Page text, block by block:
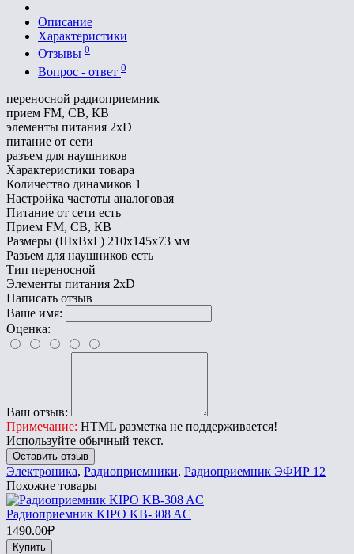
Описание
Характеристики
Отзывы 0
Вопрос - ответ 0
переносной радиоприемник
прием FM, СВ, КВ
элементы питания 2xD
питание от сети
разъем для наушников
Характеристики товара
Количество динамиков 1
Настройка частоты аналоговая
Питание от сети есть
Прием FM, СВ, КВ
Размеры (ШхВхГ) 210х145х73 мм
Разъем для наушников есть
Тип переносной
Элементы питания 2xD
Написать отзыв
Ваше имя:
Оценка:
Ваш отзыв:
Примечание: HTML разметка не поддерживается!
Используйте обычный текст.
Оставить отзыв
Электроника, Радиоприемники, Радиоприемник ЭФИР 12
Похожие товары
Радиоприемник KIPO KB-308 AC
1490.00₽
Купить